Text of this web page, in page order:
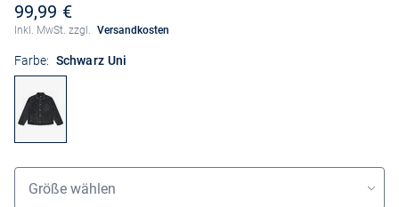
99,99 €
Inkl. MwSt. zzgl. Versandkosten
Farbe: Schwarz Uni
Grössenauswahl
Größe wählen